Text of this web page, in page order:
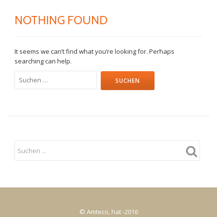
NOTHING FOUND
It seems we can’t find what you’re looking for. Perhaps
searching can help.
Suche
nach:
© Amteco, hat -2016